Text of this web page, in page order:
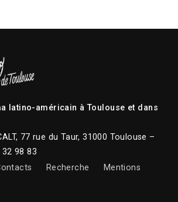
latino-américain à Toulouse et dans
77 rue du Taur, 31000 Toulouse –
98 83
Recherche
Mentions